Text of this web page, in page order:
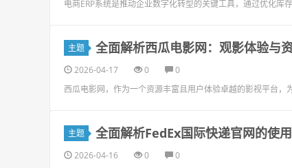
电商ERP系统是推动企业数字化转型的关键工具，通过优化库
主题 全面解析西瓜电影网：观影体验与
2026-04-17 0
0
西瓜电影网，作为一个资源丰富且用户体验卓越的影视平台，
主题 全面解析FedEx国际快递官网的使
2026-04-16 0
0